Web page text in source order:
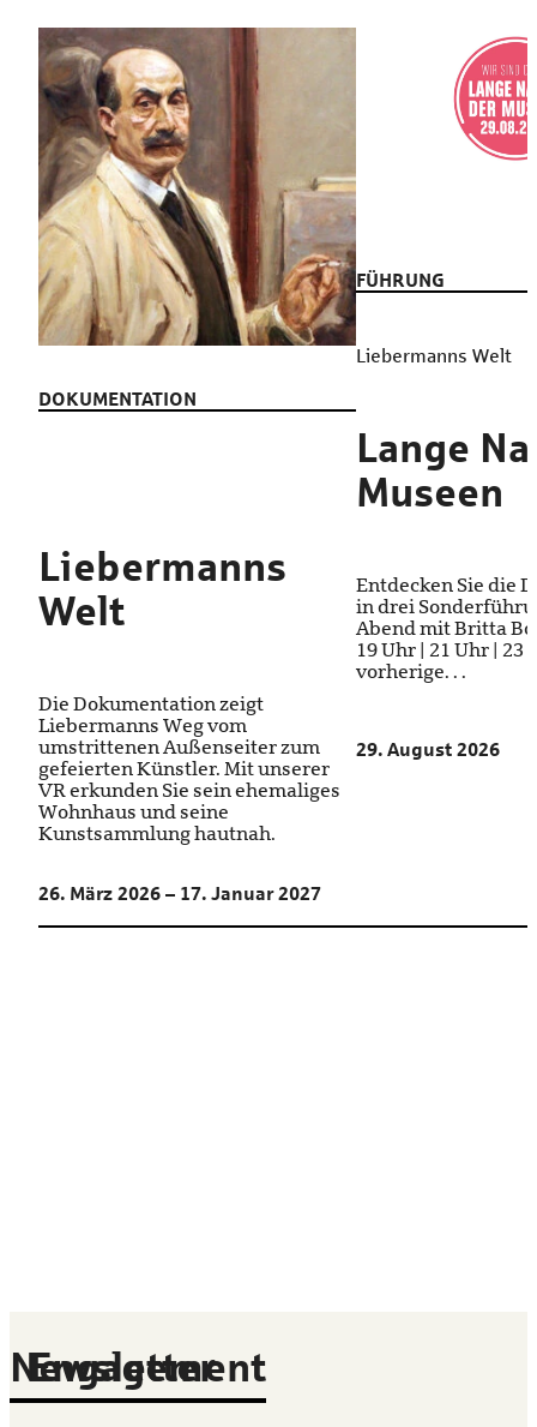
DOKUMENTATION
Liebermanns
Welt
Die Dokumentation zeigt
Liebermanns Weg vom
umstrittenen Außenseiter zum
gefeierten Künstler. Mit unserer
VR erkunden Sie sein ehemaliges
Wohnhaus und seine
Kunstsammlung hautnah.
26. März 2026 – 17. Januar 2027
FÜHRUNG
Liebermanns Welt
Lange
Museen
Entdecken Sie die
in drei
Abend mit Britta
19 Uhr | 21 Uhr | 23
vorherige. . .
29. August 2026
Newsletter
Engagement